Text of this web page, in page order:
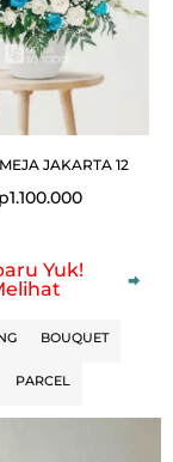
JAKARTA 12
1.100.000
Yuk!
BOUQUET
PARCEL